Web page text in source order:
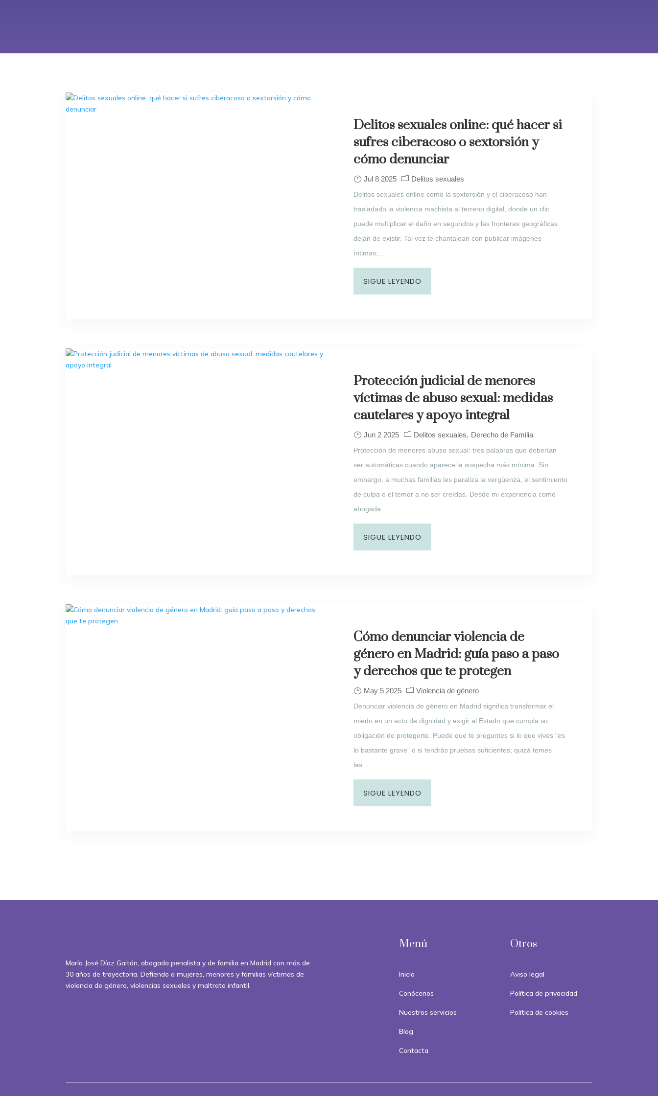
Delitos sexuales online: qué hacer si
sufres ciberacoso o sextorsión y
cómo denunciar
Jul 8 2025 Delitos sexuales
Delitos sexuales online como la sextorsión y el ciberacoso han
trasladado la violencia machista al terreno digital, donde un clic
puede multiplicar el daño en segundos y las fronteras geográficas
dejan de existir. Tal vez te chantajean con publicar imágenes
íntimas;...
SIGUE LEYENDO
Protección judicial de menores
víctimas de abuso sexual: medidas
cautelares y apoyo integral
Jun 2 2025 Delitos sexuales Derecho de Familia
Protección de menores abuso sexual: tres palabras que deberían
ser automáticas cuando aparece la sospecha más mínima. Sin
embargo, a muchas familias les paraliza la vergüenza, el sentimiento
de culpa o el temor a no ser creídas. Desde mi experiencia como
abogada...
SIGUE LEYENDO
Cómo denunciar violencia de
género en Madrid: guía paso a paso
y derechos que te protegen
May 5 2025 Violencia de género
Denunciar violencia de género en Madrid significa transformar el
miedo en un acto de dignidad y exigir al Estado que cumpla su
obligación de protegerte. Puede que te preguntes si lo que vives “es
lo bastante grave” o si tendrás pruebas suficientes; quizá temes
las...
SIGUE LEYENDO
María José Díaz Gaitán, abogada penalista y de familia en Madrid con más de
30 años de trayectoria. Defiendo a mujeres, menores y familias víctimas de
violencia de género, violencias sexuales y maltrato infantil.
Menú
Inicio
Conócenos
Nuestros servicios
Blog
Contacta
Otros
Aviso legal
Política de privacidad
Política de cookies